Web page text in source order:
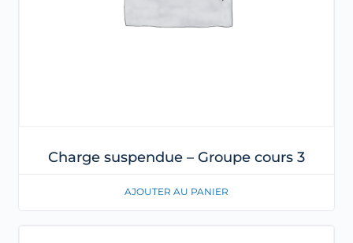
Charge suspendue – Groupe cours 3
AJOUTER AU PANIER